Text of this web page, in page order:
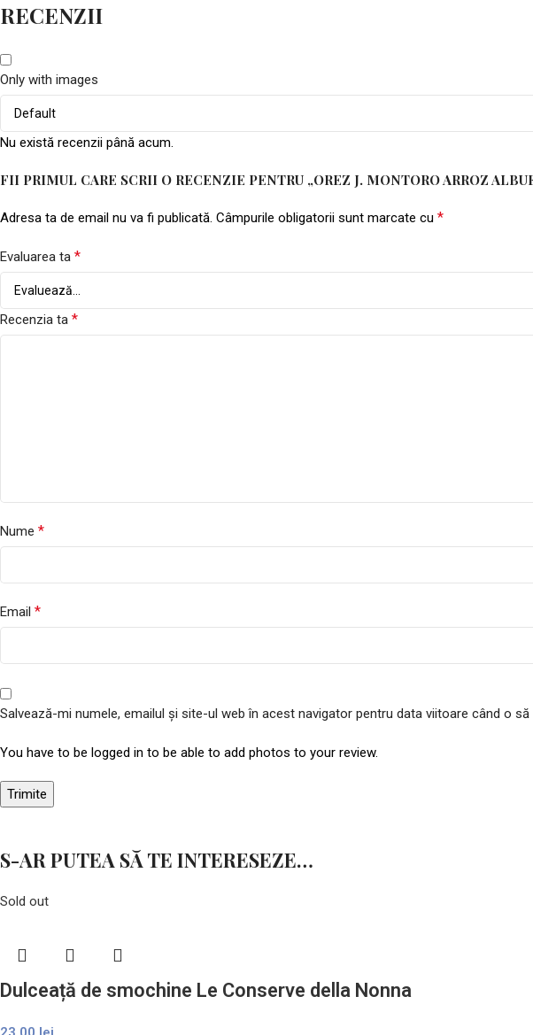
RECENZII
Only with images
Nu există recenzii până acum.
FII PRIMUL CARE SCRII O RECENZIE PENTRU „OREZ J. MONTORO ARROZ
Adresa ta de email nu va fi publicată. Câmpurile obligatorii sunt marcate cu *
Evaluarea ta *
Recenzia ta *
Nume *
Email *
Salvează-mi numele, emailul și site-ul web în acest navigator pentru data viitoare când o
You have to be logged in to be able to add photos to your review.
S-AR PUTEA SĂ TE INTERESEZE…
Sold out
Dulceață de smochine Le Conserve della Nonna